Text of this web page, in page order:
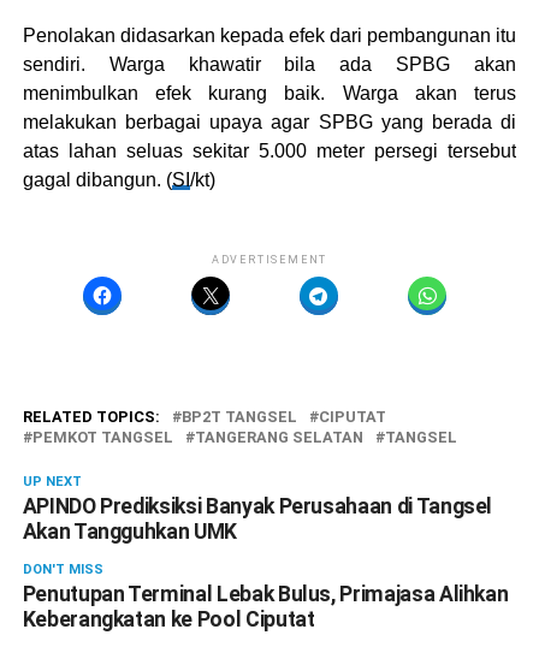
Penolakan didasarkan kepada efek dari pembangunan itu
sendiri. Warga khawatir bila ada SPBG akan
menimbulkan efek kurang baik. Warga akan terus
melakukan berbagai upaya agar SPBG yang berada di
atas lahan seluas sekitar 5.000 meter persegi tersebut
gagal dibangun. (SI /kt)
ADVERTISEMENT
RELATED TOPICS: BP2T TANGSEL
CIPUTAT
PEMKOT TANGSEL
TANGERANG SELATAN TANGSEL
UP NEXT
APINDO Prediksiksi Banyak Perusahaan di Tangsel
Akan Tangguhkan UMK
DON'T MISS
Penutupan Terminal Lebak Bulus, Primajasa Alihkan
Keberangkatan ke Pool Ciputat